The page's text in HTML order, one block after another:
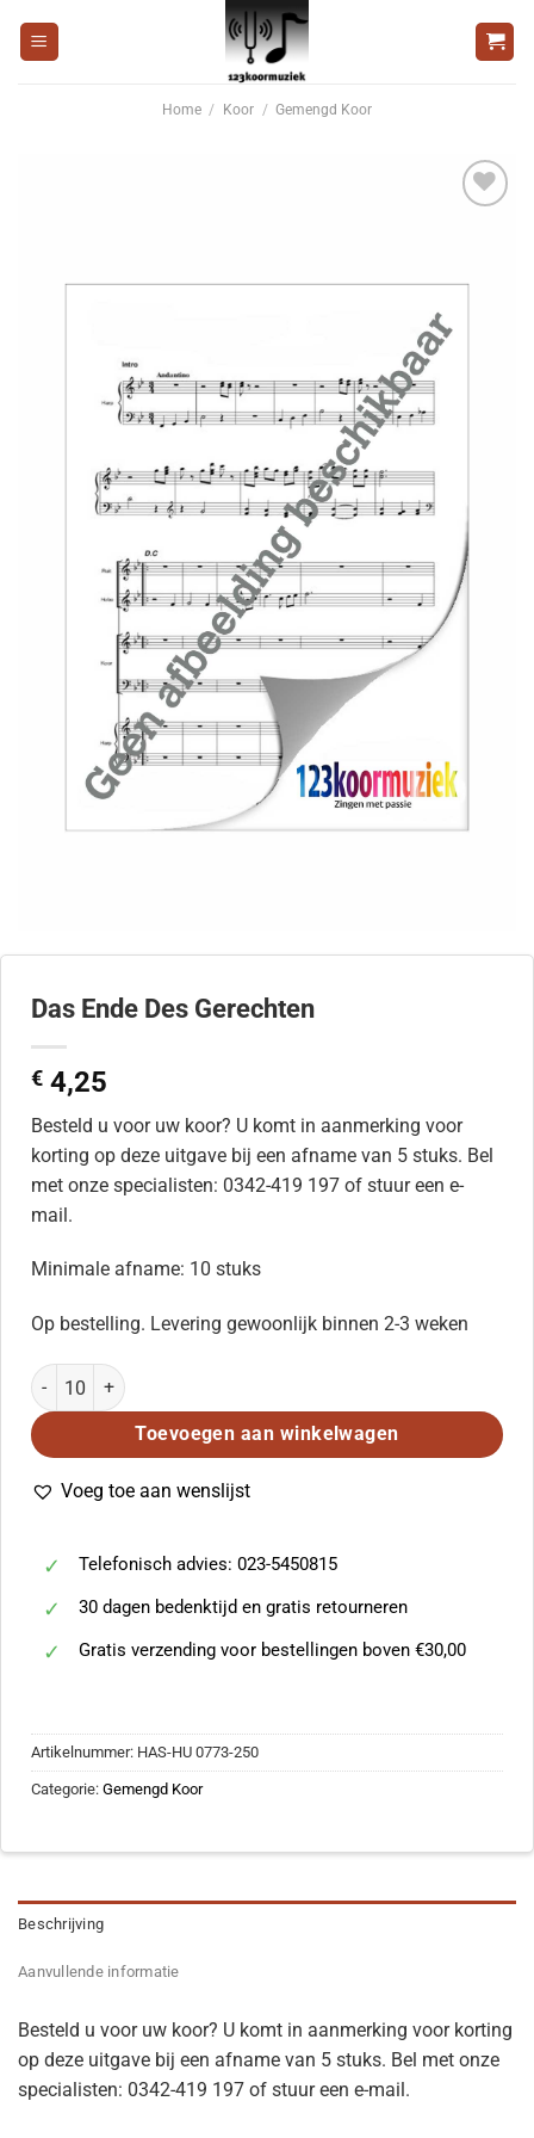
naar
Home / Koor / Gemengd Koor
Das Ende Des Gerechten
€ 4,25
Besteld u voor uw koor? U komt in aanmerking voor
korting op deze uitgave bij een afname van 5 stuks. Bel
met onze specialisten: 0342-419 197 of stuur een e-
mail.
Minimale afname: 10 stuks
Op bestelling. Levering gewoonlijk binnen 2-3 weken
Das Ende Des Gerechten aantal
Toevoegen aan winkelwagen
Voeg toe aan wenslijst
Telefonisch advies: 023-5450815
30 dagen bedenktijd en gratis retourneren
Gratis verzending voor bestellingen boven €30,00
Artikelnummer: HAS-HU 0773-250
Categorie: Gemengd Koor
Beschrijving
Aanvullende informatie
Besteld u voor uw koor? U komt in aanmerking voor korting
op deze uitgave bij een afname van 5 stuks. Bel met onze
specialisten: 0342-419 197 of stuur een e-mail.